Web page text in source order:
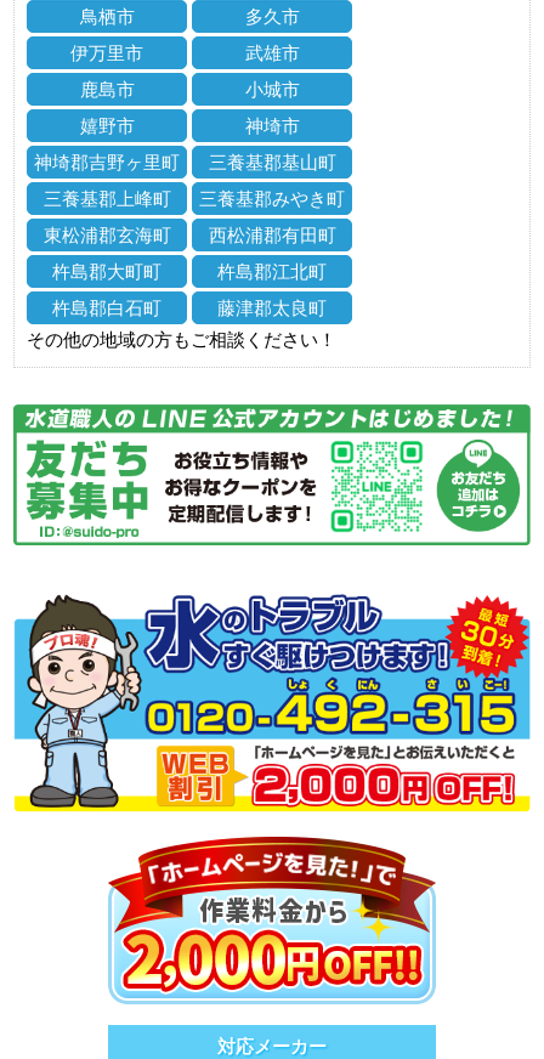
鳥栖市
多久市
伊万里市
武雄市
鹿島市
小城市
嬉野市
神埼市
神埼郡吉野ヶ里町
三養基郡基山町
三養基郡上峰町
三養基郡みやき町
東松浦郡玄海町
西松浦郡有田町
杵島郡大町町
杵島郡江北町
杵島郡白石町
藤津郡太良町
その他の地域の方もご相談ください！
対応メーカー